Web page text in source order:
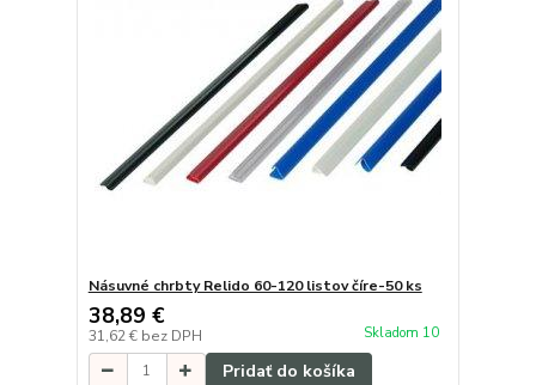
Násuvné chrbty Relido 60-120 listov číre-50 ks
38,89 €
31,62 € bez DPH Skladom 10
Pridať do košíka